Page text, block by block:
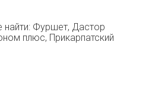
Фуршет, Дастор
плюс, Прикарпатский